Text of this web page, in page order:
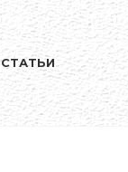
СТАТЬИ